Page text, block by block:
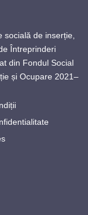
socială de inserție,
Întreprinderi
din Fondul Social
și Ocupare 2021–